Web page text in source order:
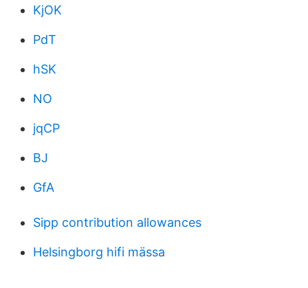
KjOK
PdT
hSK
NO
jqCP
BJ
GfA
Sipp contribution allowances
Helsingborg hifi mässa